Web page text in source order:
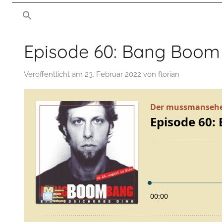
man
sehen
Film-
Podcast
mussmansehen.de
Episode 60: Bang
Veröffentlicht am 23. Februar 2022 von florian